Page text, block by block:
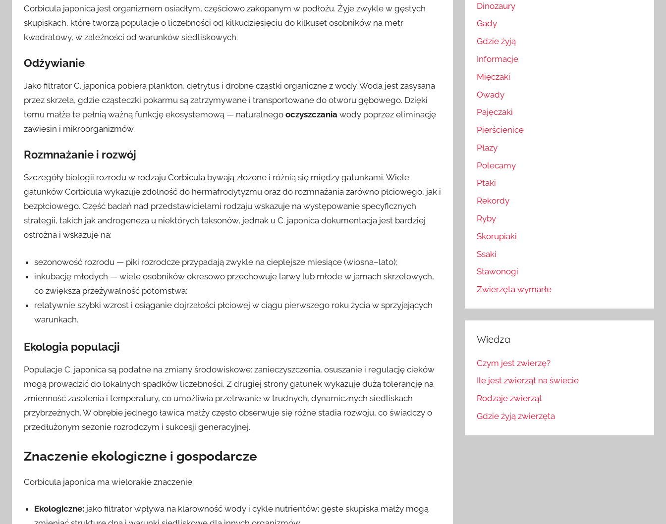
Corbicula japonica jest organizmem osiadłym, częściowo zakopanym w podłożu. Żyje zwykle w gęstych
skupiskach, które tworzą populacje o liczebności od kilkudziesięciu do kilkuset osobników na metr
kwadratowy, w zależności od warunków siedliskowych.
Odżywianie
Jako filtrator C. japonica pobiera plankton, detrytus i drobne cząstki organiczne z wody. Woda jest zasysana
przez skrzela, gdzie cząsteczki pokarmu są zatrzymywane i transportowane do otworu gębowego. Dzięki
temu małże te pełnią ważną funkcję ekosystemową — naturalnego oczyszczania wody poprzez eliminację
zawiesin i mikroorganizmów.
Rozmnażanie i rozwój
Szczegóły biologii rozrodu w rodzaju Corbicula bywają złożone i różnią się między gatunkami. Wiele
gatunków Corbicula wykazuje zdolność do hermafrodytyzmu oraz do rozmnażania zarówno płciowego, jak i
bezpłciowego. Część badań nad przedstawicielami rodzaju wskazuje na występowanie specyficznych
strategii, takich jak androgeneza u niektórych taksonów, jednak u C. japonica dokumentacja jest bardziej
ostrożna i wskazuje na:
sezonowość rozrodu — piki rozrodcze przypadają zwykle na cieplejsze miesiące (wiosna–lato);
inkubację młodych — wiele osobników okresowo przechowuje larwy lub młode w jamach skrzelowych,
co zwiększa przeżywalność potomstwa;
relatywnie szybki wzrost i osiąganie dojrzałości płciowej w ciągu pierwszego roku życia w sprzyjających
warunkach.
Ekologia populacji
Populacje C. japonica są podatne na zmiany środowiskowe: zanieczyszczenia, osuszanie i regulację cieków
mogą prowadzić do lokalnych spadków liczebności. Z drugiej strony gatunek wykazuje dużą tolerancję na
zmienność zasolenia i temperatury, co umożliwia przetrwanie w trudnych, dynamicznych siedliskach
przybrzeżnych. W obrębie jednego ławica małży często obserwuje się różne stadia rozwoju, co świadczy o
przedłużonym sezonie rozrodczym i sukcesji generacyjnej.
Znaczenie ekologiczne i gospodarcze
Corbicula japonica ma wielorakie znaczenie:
Ekologiczne: jako filtrator wpływa na klarowność wody i cykle nutrientów; gęste skupiska małży mogą
Dinozaury
Gady
Gdzie żyją
Informacje
Mięczaki
Owady
Pajęczaki
Pierścienice
Płazy
Polecamy
Ptaki
Rekordy
Ryby
Skorupiaki
Ssaki
Stawonogi
Zwierzęta wymarłe
Wiedza
Czym jest zwierzę?
Ile jest zwierząt na świecie
Rodzaje zwierząt
Gdzie żyją zwierzęta